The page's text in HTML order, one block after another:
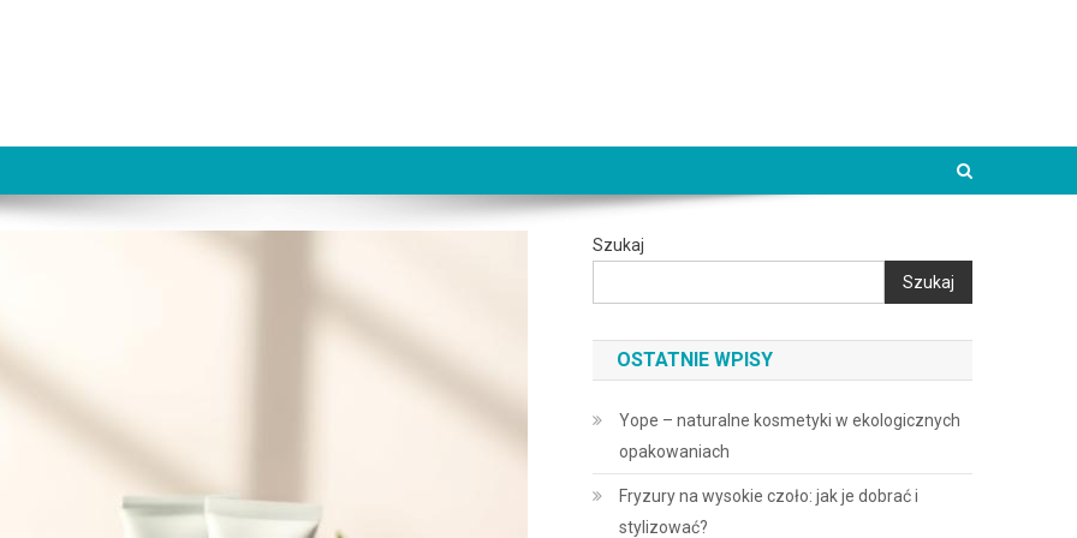
Szukaj
Szukaj
OSTATNIE WPISY
Yope – naturalne kosmetyki w ekologicznych
opakowaniach
Fryzury na wysokie czoło: jak je dobrać i
stylizować?